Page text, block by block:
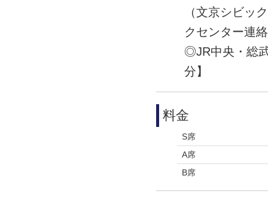
（文京シビッ
クセンター連
◎JR中央・総
分】
料金
S席
A席
B席